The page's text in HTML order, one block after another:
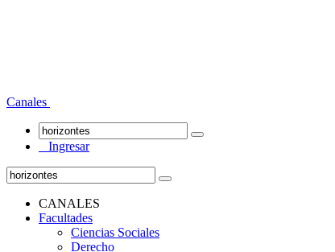
Canales
Ingresar
CANALES
Facultades
Ciencias Sociales
Derecho